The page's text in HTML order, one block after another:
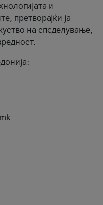
и
претворајќи ја
на споделување,